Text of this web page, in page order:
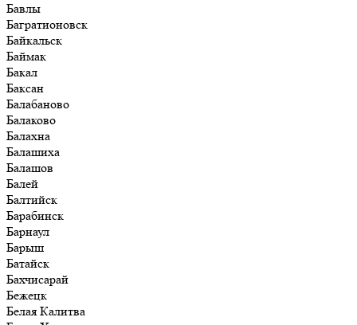
Бавлы
Багратионовск
Байкальск
Баймак
Бакал
Баксан
Балабаново
Балаково
Балахна
Балашиха
Балашов
Балей
Балтийск
Барабинск
Барнаул
Барыш
Батайск
Бахчисарай
Бежецк
Белая Калитва